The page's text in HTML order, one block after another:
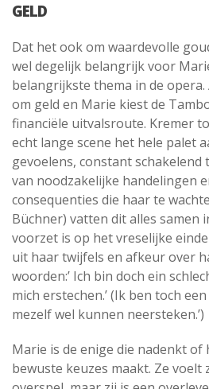
GELD
Dat het ook om waardevolle
wel degelijk belangrijk voor
belangrijkste thema in de
om geld en Marie kiest de
financiële uitvalsroute. Kremer
echt lange scene het hele palet
gevoelens, constant schakelend
van noodzakelijke handelingen
consequenties die haar te
Büchner) vatten dit alles samen
voorzet is op het vreselijke
uit haar twijfels en afkeur over
woorden:’ Ich bin doch ein
mich erstechen.’ (Ik ben toch
mezelf wel kunnen neersteken.’)
Marie is de enige die nadenkt of
bewuste keuzes maakt. Ze voelt